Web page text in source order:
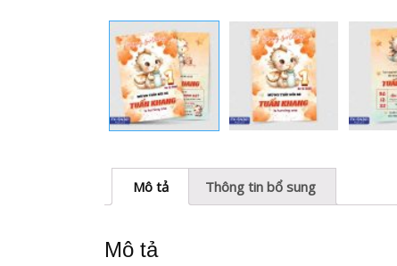
Mô tả Thông tin bổ sung
Mô tả